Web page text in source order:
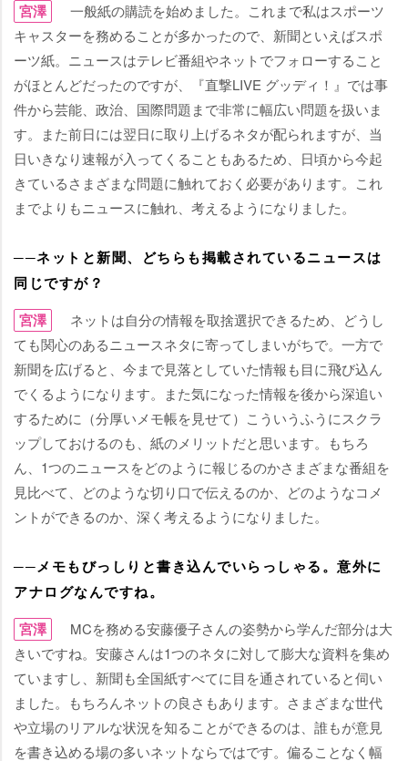
宮澤
一般紙の購読を始めました。これまで私はスポーツ
キャスターを務めることが多かったので、新聞といえばスポ
ーツ紙。ニュースはテレビ番組やネットでフォローすること
がほとんどだったのですが、『直撃LIVE グッディ！』では事
件から芸能、政治、国際問題まで非常に幅広い問題を扱いま
す。また前日には翌日に取り上げるネタが配られますが、当
日いきなり速報が入ってくることもあるため、日頃から今起
きているさまざまな問題に触れておく必要があります。これ
までよりもニュースに触れ、考えるようになりました。
──ネットと新聞、どちらも掲載されているニュースは
同じですが？
宮澤
ネットは自分の情報を取捨選択できるため、どうし
ても関心のあるニュースネタに寄ってしまいがちで。一方で
新聞を広げると、今まで見落としていた情報も目に飛び込ん
でくるようになります。また気になった情報を後から深追い
するために（分厚いメモ帳を見せて）こういうふうにスクラ
ップしておけるのも、紙のメリットだと思います。もちろ
ん、1つのニュースをどのように報じるのかさまざまな番組を
見比べて、どのような切り口で伝えるのか、どのようなコメ
ントができるのか、深く考えるようになりました。
──メモもびっしりと書き込んでいらっしゃる。意外に
アナログなんですね。
宮澤
MCを務める安藤優子さんの姿勢から学んだ部分は大
きいですね。安藤さんは1つのネタに対して膨大な資料を集め
ていますし、新聞も全国紙すべてに目を通されていると伺い
ました。もちろんネットの良さもあります。さまざまな世代
立場のリアルな状況を知ることができるのは、誰もが意見
を書き込める場の多いネットならではです。偏ることなく幅